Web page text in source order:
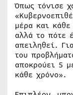
Όπως τόνισε
μέρα και
αλλά το πότε
απειληθεί.
του
αποκρούει 5
κάθε χρόνο».